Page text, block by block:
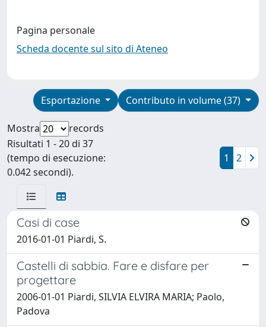
Pagina personale
Scheda docente sul sito di Ateneo
Contributo in volume (37)
Esportazione
Mostra
records
Risultati 1 - 20 di 37
(tempo di esecuzione:
0.042 secondi).
1 2
Casi di case
2016-01-01 Piardi, S.
Castelli di sabbia. Fare e disfare per
progettare
2006-01-01 Piardi, SILVIA ELVIRA MARIA; Paolo,
Padova